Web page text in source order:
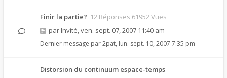
Finir la partie? 12 Réponses 61952 Vues
par Invité,ven. sept. 07, 2007 11:40 am
Dernier message par2pat, lun. sept. 10, 2007 7:35 pm
Distorsion du continuum espace-temps